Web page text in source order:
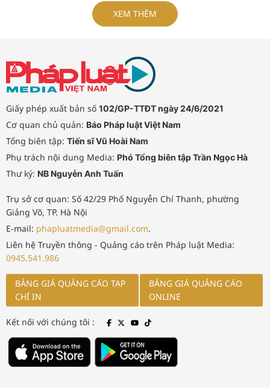
có báo cáo kết quả kiểm tra, xác
minh gửi Bộ Y tế và UBND TP.Hà
XEM THÊM
Giấy phép xuất bản số 102/GP-TTĐT ngày 24/6/2021
Cơ quan chủ quản: Báo Pháp luật Việt Nam
Tổng biên tập: Tiến sĩ Vũ Hoài Nam
Phụ trách nội dung Media: Phó Tổng biên tập Trần Ngọc Hà
Thư ký: NB Nguyễn Anh Tuấn
Trụ sở cơ quan: Số 42/29 Phố Nguyễn Chí Thanh, phường
Giảng Võ, TP. Hà Nội
E-mail: phapluatmedia@gmail.com.
Liên hệ Truyền thông - Quảng cáo trên Pháp luật Media:
0945.541.986
BẢNG GIÁ QUẢNG CÁO TẠP
CHÍ IN
BẢNG GIÁ QUẢNG CÁO
ONLINE
Kết nối với chúng tôi :